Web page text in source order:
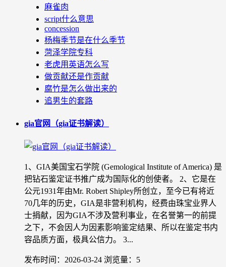
麻雀肉
script什么意思
concession
杨梅季节是在什么季节
菏泽学院专科
老虎用英语怎么写
做贡献还是作贡献
腐竹是怎么做出来的
追男生的套路
gia官网（gia证书解读）
1、GIA美国宝石学院 (Gemological Institute of America) 是
把钻石鉴定证书推广成为国际化的创使者。 2、它是在
公元1931年由Mr. Robert Shipley所创立，至今已有将近
70几年的历史，GIA是非营利机构，经费由珠宝业界人
士捐献，因为GIA不涉及营利事业，在名誉第一的前提
之下，不会因人为因素影响鉴定结果、所以在鉴定书内
容品质方面，极具公信力。 3...
发布时间：2026-03-24 浏览量：5